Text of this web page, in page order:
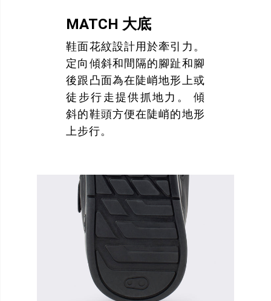
MATCH 大底
鞋面花紋設計用於牽引力。
定向傾斜和間隔的腳趾和腳
後跟凸面為在陡峭地形上或
徒步行走提供抓地力。 傾
斜的鞋頭方便在陡峭的地形
上步行。